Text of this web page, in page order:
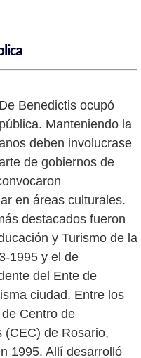
Benedictis ocupó
Manteniendo la
deben involucrase
de gobiernos de
en áreas culturales.
destacados fueron
y Turismo de la
1995 y el de
del Ente de
ciudad. Entre los
Centro de
(CEC) de Rosario,
1995. Allí desarrolló